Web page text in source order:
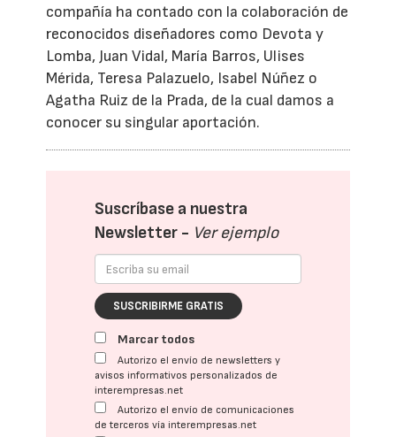
compañía ha contado con la colaboración de
reconocidos diseñadores como Devota y
Lomba, Juan Vidal, María Barros, Ulises
Mérida, Teresa Palazuelo, Isabel Núñez o
Agatha Ruiz de la Prada, de la cual damos a
conocer su singular aportación.
Suscríbase a nuestra
Newsletter - Ver ejemplo
SUSCRIBIRME GRATIS
Marcar todos
Autorizo el envío de newsletters y
avisos informativos personalizados de
interempresas.net
Autorizo el envío de comunicaciones
de terceros vía interempresas.net